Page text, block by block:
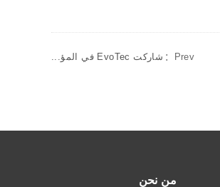
Prev： شاركت EvoTec في المؤ...
من نحن